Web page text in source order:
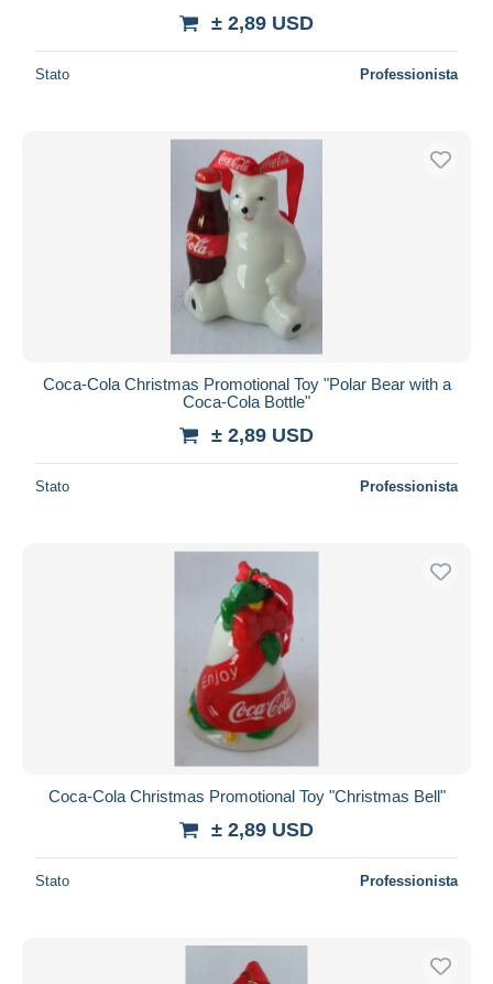
± 2,89 USD
Stato Professionista
Coca-Cola Christmas Promotional Toy "Polar Bear with a
Coca-Cola Bottle"
± 2,89 USD
Stato Professionista
Coca-Cola Christmas Promotional Toy "Christmas Bell"
± 2,89 USD
Stato Professionista